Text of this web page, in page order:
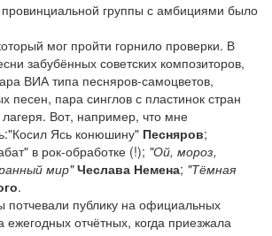
провинциальной группы с амбициями было
мог пройти горнило проверки. В
забубённых советских композиторов,
ВИА типа песняров-самоцветов,
песен, пара синглов с пластинок стран
лагеря. Вот, например, что мне
"Косил Ясь конюшину" Песняров;
в рок-обработке (!); "Ой, мороз,
мир"Чеслава Немена; "Тёмная
.
публику на официальных
ежегодных отчётных, когда приезжала